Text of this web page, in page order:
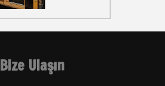
Bize Ulaşın